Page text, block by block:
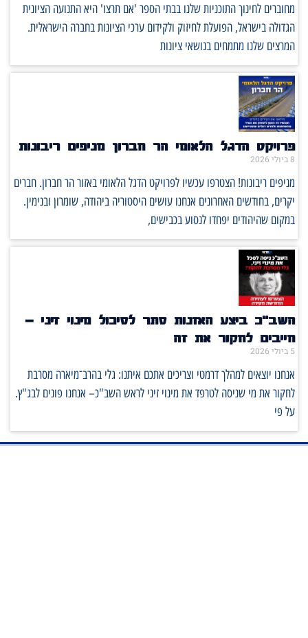
מחוברים לחינוך התוכניות שלנו בבתי הספר 'אם תרצו' היא התנועה הציונית
הגדולה בישראל, הפועלת לחיזוק ולקידום ערכי הציונות בחברה הישראלית.
המרצים שלנו מתמחים בנושאי ציונות
פרויקט הדגל הלאומי הר חברון מניפים ריבונות
8 ביולי 2026
מניפים ריבונות! הצטרפו עכשיו לפרויקט הדגל הלאומי באזור הר חברון. חברים
יקרים, בחודשים האחרונים אנחנו עושים היסטוריה ביהודה, שומרון ובנימין.
במקום שהיהודים יפחדו לנסוע בכבישים,
השב"כ ביצע האזנות סתר לסיכול מינוי זיני –
חייבים לחקור את זה
5 ביולי 2026
אנחנו יוצאים למהלך דרמטי וצריכים אתכם איתנו: גלי בהרב־מיארה מסרבת
לחקור את מי שניסה לטרפד את מינוי זיני לראש השב"כ– אנחנו פונים לבג"ץ.
על פי